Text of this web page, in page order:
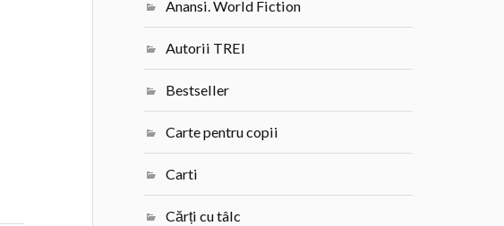
Anansi. World Fiction
Autorii TREI
Bestseller
Carte pentru copii
Carti
Cărți cu tâlc